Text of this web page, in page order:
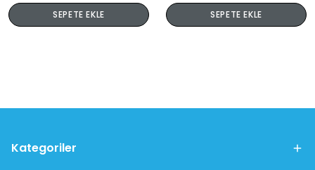
SEPETE EKLE SEPETE EKLE
Kategoriler